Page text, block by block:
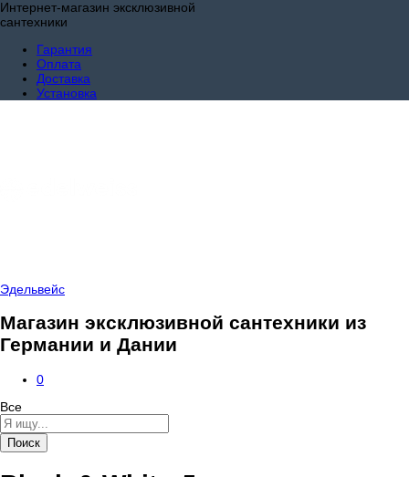
Интернет-магазин эксклюзивной
сантехники
Гарантия
Оплата
Доставка
Установка
Эдельвейс
Магазин эксклюзивной сантехники из
Германии и Дании
0
Все
Поиск